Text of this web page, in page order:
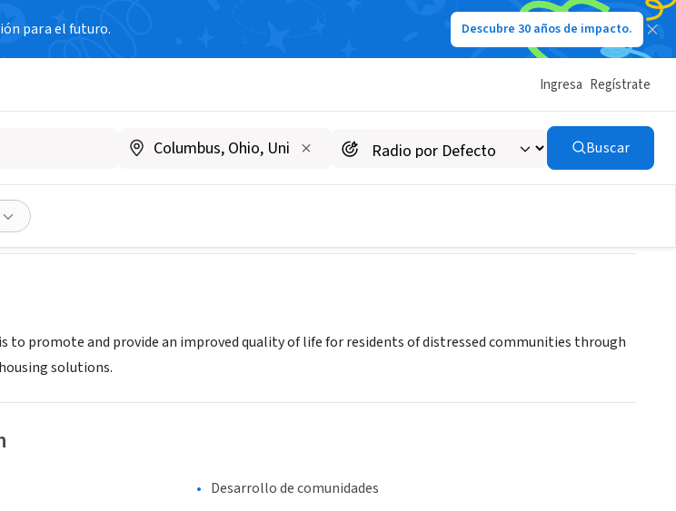
para el futuro. Descubre 30 años de impacto.
Ingresa Regístrate
Buscar
Inc.
to promote and provide an improved quality of life for residents of distressed communities through
solutions.
Desarrollo de comunidades